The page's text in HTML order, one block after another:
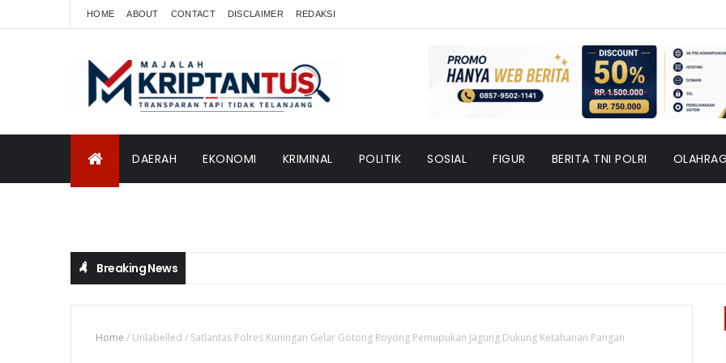
HOME ABOUT CONTACT DISCLAIMER REDAKSI
DAERAH EKONOMI KRIMINAL POLITIK SOSIAL FIGUR BERITA TNI POLRI
Breaking News
Home / Unlabelled / Satlantas Polres Kuningan Gelar Gotong Royong Pemupukan Jagung Dukung Ketahanan Pangan